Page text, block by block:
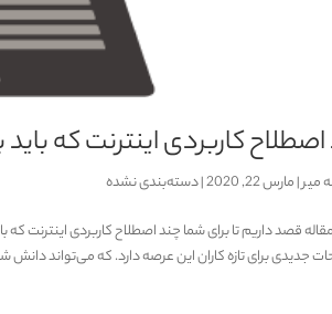
کاربردی اینترنت که باید
میر|مارس 22, 2020 |دسته‌بندی نشده
قصد داریم تا برای شما چند اصطلاح کاربردی اینترنت
جدیدی برای تازه‌ کاران این عرصه دارد. که می‌تواند دانش